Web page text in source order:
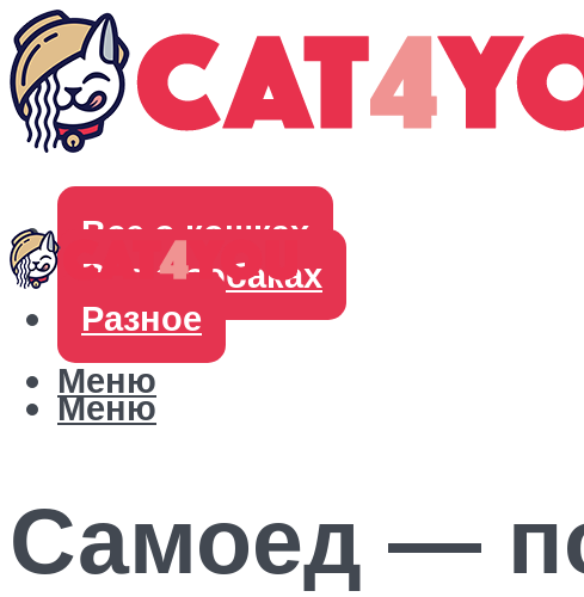
Все о кошках
Все о собаках
Разное
Меню
Меню
Самоед —